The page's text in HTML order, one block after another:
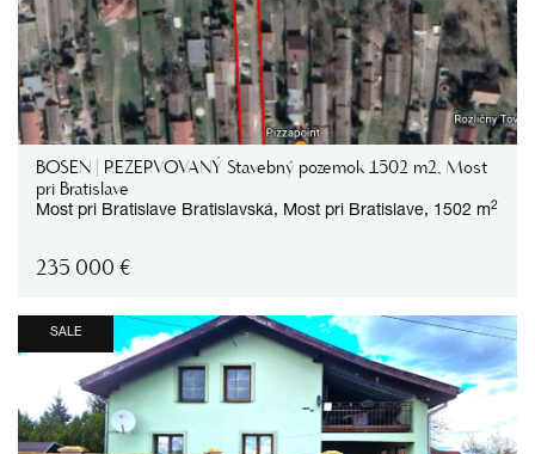
BOSEN | REZERVOVANÝ Stavebný pozemok 1502 m2, Most
pri Bratislave
Most pri Bratislave Bratislavská, Most pri Bratislave, 1502 m2
235 000 €
SALE